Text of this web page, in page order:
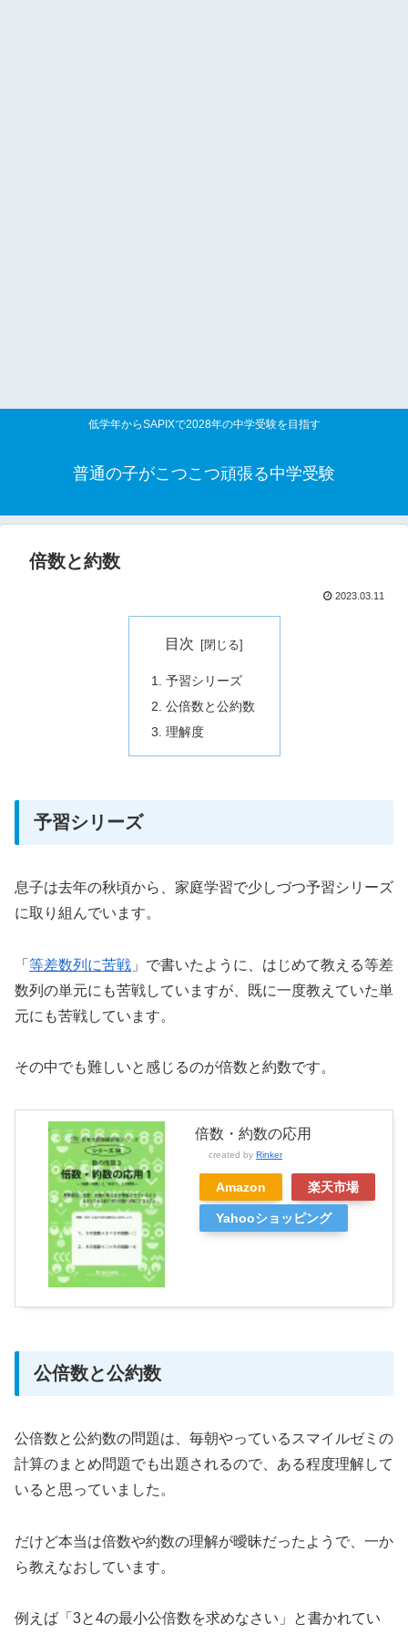
低学年からSAPIXで2028年の中学受験を目指す
普通の子がこつこつ頑張る中学受験
倍数と約数
2023.03.11
目次
予習シリーズ
公倍数と公約数
理解度
予習シリーズ
息子は去年の秋頃から、家庭学習で少しづつ予習シリーズ
に取り組んでいます。
「 等差数列に苦戦 」で書いたように、はじめて教える等差
数列の単元にも苦戦していますが、既に一度教えていた単
元にも苦戦しています。
その中でも難しいと感じるのが倍数と約数です。
倍数・約数の応用
created by Rinker
Amazon 楽天市場
Yahooショッピング
公倍数と公約数
公倍数と公約数の問題は、毎朝やっているスマイルゼミの
計算のまとめ問題でも出題されるので、ある程度理解して
いると思っていました。
だけど本当は倍数や約数の理解が曖昧だったようで、一か
ら教えなおしています。
例えば「3と4の最小公倍数を求めなさい」と書かれてい